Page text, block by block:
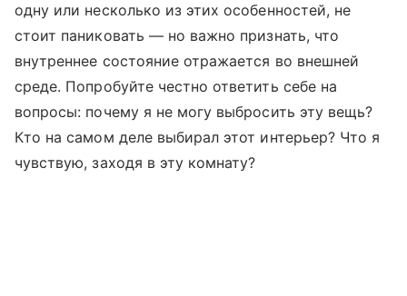
одну или несколько из этих особенностей, не
стоит паниковать — но важно признать, что
внутреннее состояние отражается во внешней
среде. Попробуйте честно ответить себе на
вопросы: почему я не могу выбросить эту вещь?
Кто на самом деле выбирал этот интерьер? Что я
чувствую, заходя в эту комнату?